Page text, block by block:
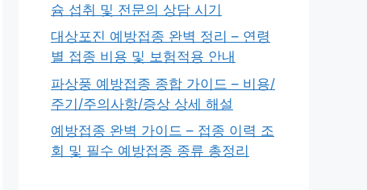
슘 섭취 및 전문의 상담 시기
대상포진 예방접종 완벽 정리 – 연령
별 접종 비용 및 보험적용 안내
파상풍 예방접종 종합 가이드 – 비용/
주기/주의사항/증상 상세 해설
예방접종 완벽 가이드 – 접종 이력 조
회 및 필수 예방접종 종류 총정리